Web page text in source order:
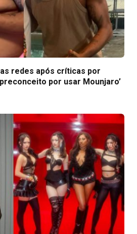
redes após críticas por
por usar Mounjaro’